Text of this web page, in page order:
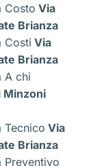
Costo Via
Brianza
Costi Via
Brianza
A chi
Minzoni
Tecnico Via
Brianza
Preventivo